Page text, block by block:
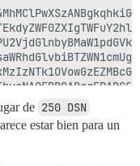
de 250 DSN
estar bien para un